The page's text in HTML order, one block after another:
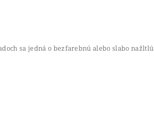
sa jedná o bezfarebnú alebo slabo nažltlú